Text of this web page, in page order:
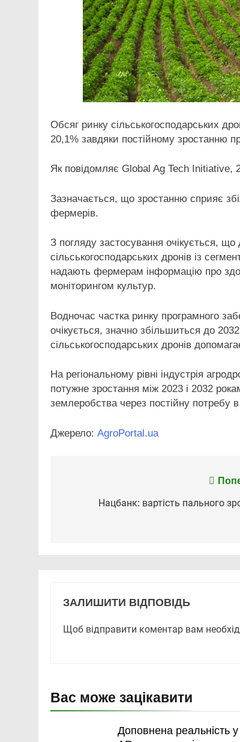
Обсяг ринку сільськогосподарських
20,1% завдяки постійному зростанню
Як повідомляє Global Ag Tech Initiative,
Зазначається, що зростанню сприяє
фермерів.
З погляду застосування очікується,
сільськогосподарських дронів із
надають фермерам інформацію про
моніторингом культур.
Водночас частка ринку програмного
очікується, значно збільшиться до
сільськогосподарських дронів
На регіональному рівні індустрія
потужне зростання між 2023 і 2032
землеробства через постійну потребу
Джерело: AgroPortal.ua
записівНацбанк: вартість пального
ЗАЛИШИТИ ВІДПОВІДЬ
Щоб відправити коментар вам
Вас може зацікавити
Доповнена реальність у